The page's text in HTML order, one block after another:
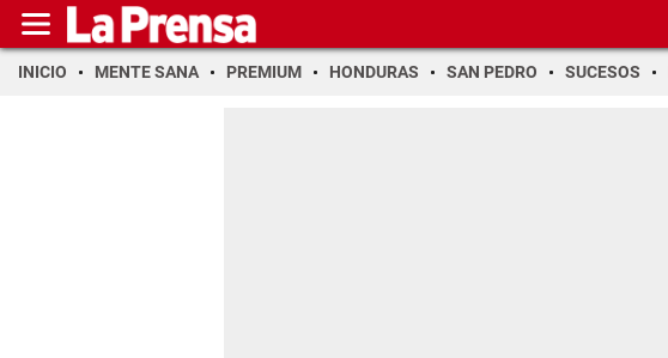
INICIO MENTE SANA PREMIUM HONDURAS SAN PEDRO SUCESOS